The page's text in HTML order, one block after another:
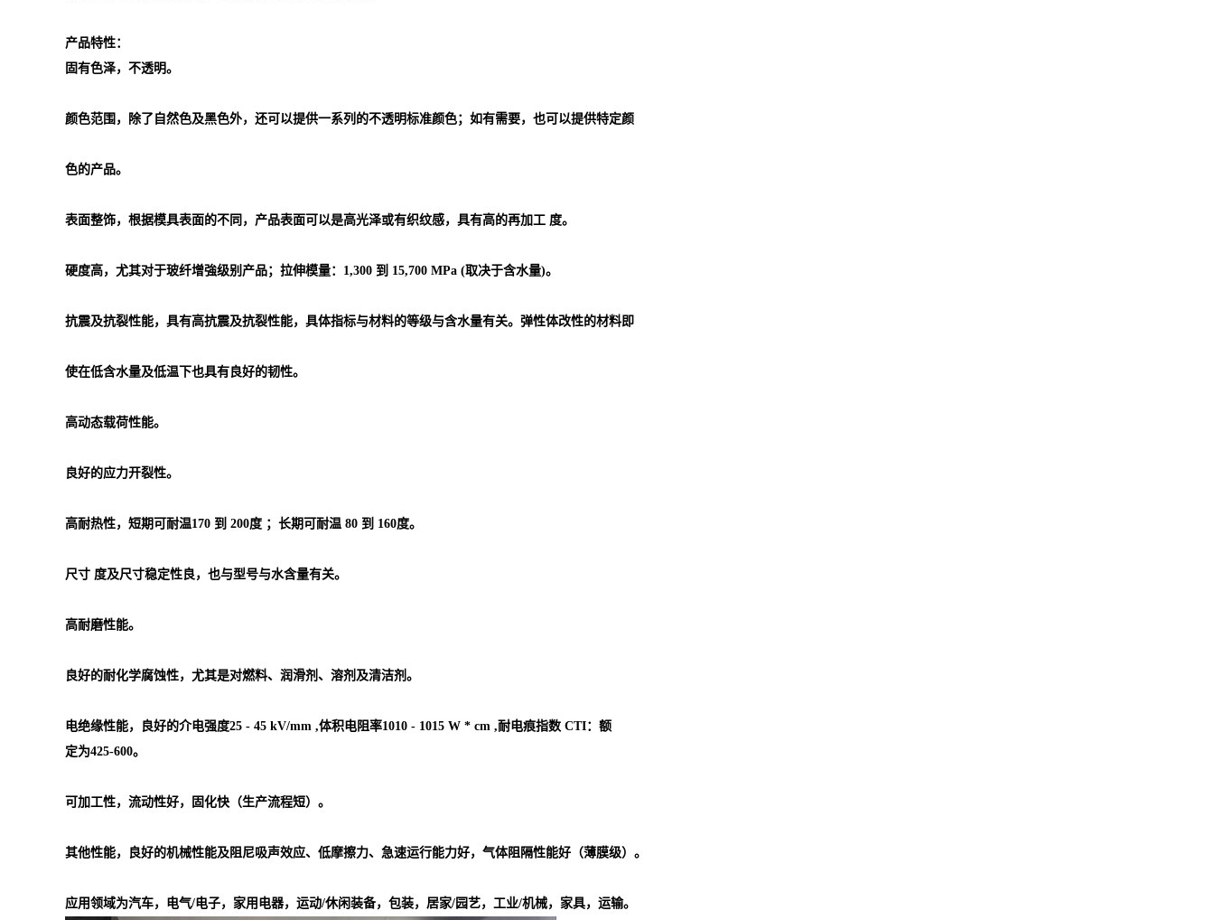
产品特性：
固有色泽，不透明。
颜色范围，除了自然色及黑色外，还可以提供一系列的不透明标准颜色；如有需要，也可以提供特定颜
色的产品。
表面整饰，根据模具表面的不同，产品表面可以是高光泽或有织纹感，具有高的再加工 度。
硬度高，尤其对于玻纤增強级别产品；拉伸模量：1,300 到 15,700 MPa (取决于含水量)。
抗震及抗裂性能，具有高抗震及抗裂性能，具体指标与材料的等级与含水量有关。弹性体改性的材料即
使在低含水量及低温下也具有良好的韧性。
高动态载荷性能。
良好的应力开裂性。
高耐热性，短期可耐温170 到 200度 ；长期可耐温 80 到 160度。
尺寸 度及尺寸稳定性良，也与型号与水含量有关。
高耐磨性能。
良好的耐化学腐蚀性，尤其是对燃料、润滑剂、溶剂及清洁剂。
电绝缘性能，良好的介电强度25 - 45 kV/mm ,体积电阻率1010 - 1015 W * cm ,耐电痕指数 CTI：额
定为425-600。
可加工性，流动性好，固化快（生产流程短）。
其他性能，良好的机械性能及阻尼吸声效应、低摩擦力、急速运行能力好，气体阻隔性能好（薄膜级）。
应用领域为汽车，电气/电子，家用电器，运动/休闲装备，包装，居家/园艺，工业/机械，家具，运输。